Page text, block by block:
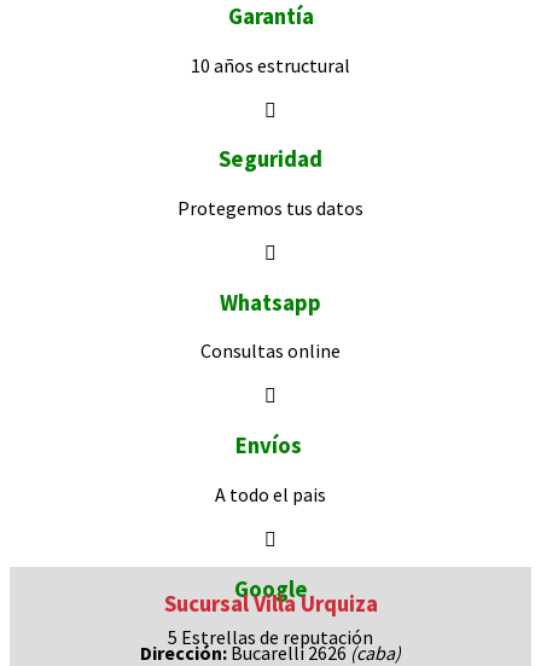
Garantía
10 años estructural
Seguridad
Protegemos tus datos
Whatsapp
Consultas online
Envíos
A todo el pais
Google
5 Estrellas de reputación
Sucursal Villa Urquiza
Dirección:Bucarelli 2626(caba)